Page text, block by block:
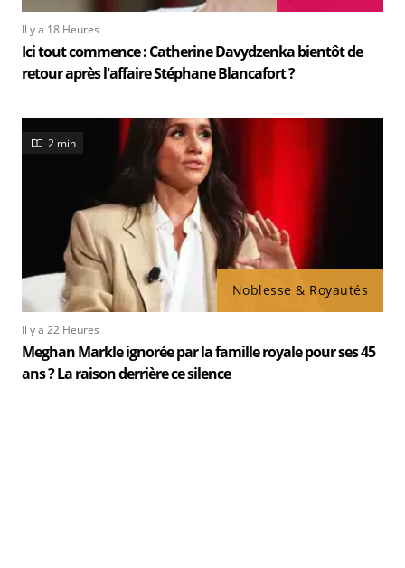
Il y a 18 Heures
Ici tout commence : Catherine Davydzenka bientôt de
retour après l'affaire Stéphane Blancafort ?
Noblesse & Royautés
2 min
Il y a 22 Heures
Meghan Markle ignorée par la famille royale pour ses 45
ans ? La raison derrière ce silence